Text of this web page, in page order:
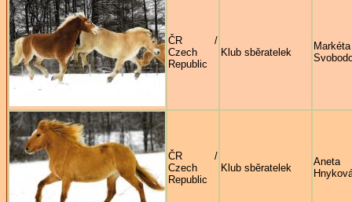
ČR /
Czech
Republic
Klub sběratelek
Markéta
ČR /
Czech
Republic
Klub sběratelek
Aneta